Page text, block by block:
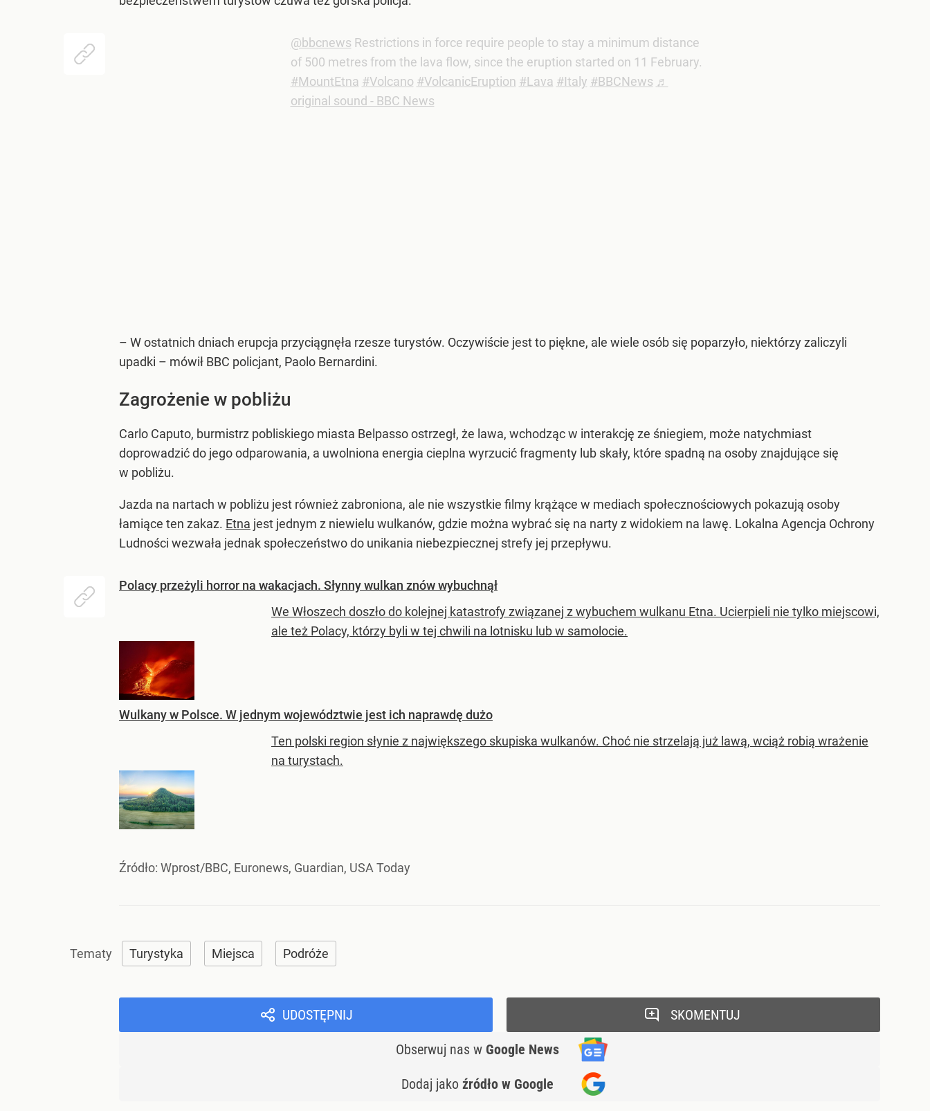
@bbcnews Restrictions in force require people to stay a minimum distance
of 500 metres from the lava flow, since the eruption started on 11 February.
#MountEtna #Volcano #VolcanicEruption #Lava #Italy #BBCNews ♬
original sound - BBC News
– W ostatnich dniach erupcja przyciągnęła rzesze turystów. Oczywiście jest to piękne, ale wiele osób się poparzyło, niektórzy zaliczyli
upadki – mówił BBC policjant, Paolo Bernardini.
Zagrożenie w pobliżu
Carlo Caputo, burmistrz pobliskiego miasta Belpasso ostrzegł, że lawa, wchodząc w interakcję ze śniegiem, może natychmiast
doprowadzić do jego odparowania, a uwolniona energia cieplna wyrzucić fragmenty lub skały, które spadną na osoby znajdujące się
w pobliżu.
Jazda na nartach w pobliżu jest również zabroniona, ale nie wszystkie filmy krążące w mediach społecznościowych pokazują osoby
łamiące ten zakaz. Etna jest jednym z niewielu wulkanów, gdzie można wybrać się na narty z widokiem na lawę. Lokalna Agencja Ochrony
Ludności wezwała jednak społeczeństwo do unikania niebezpiecznej strefy jej przepływu.
Polacy przeżyli horror na wakacjach. Słynny wulkan znów wybuchnął
We Włoszech doszło do kolejnej katastrofy związanej z wybuchem wulkanu Etna. Ucierpieli nie tylko miejscowi,
ale też Polacy, którzy byli w tej chwili na lotnisku lub w samolocie.
Wulkany w Polsce. W jednym województwie jest ich naprawdę dużo
Ten polski region słynie z największego skupiska wulkanów. Choć nie strzelają już lawą, wciąż robią wrażenie
na turystach.
Źródło: Wprost/BBC, Euronews, Guardian, USA Today
Turystyka Miejsca Podróże
UDOSTĘPNIJ
Obserwuj nas w Google News
Dodaj jako źródło w Google
SKOMENTUJ